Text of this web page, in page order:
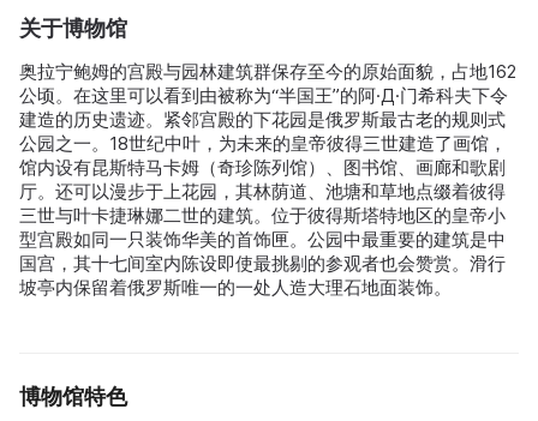
关于博物馆
奥拉宁鲍姆的宫殿与园林建筑群保存至今的原始面貌，占地162
公顷。在这里可以看到由被称为“半国王”的阿·Д·门希科夫下令
建造的历史遗迹。紧邻宫殿的下花园是俄罗斯最古老的规则式
公园之一。18世纪中叶，为未来的皇帝彼得三世建造了画馆，
馆内设有昆斯特马卡姆（奇珍陈列馆）、图书馆、画廊和歌剧
厅。还可以漫步于上花园，其林荫道、池塘和草地点缀着彼得
三世与叶卡捷琳娜二世的建筑。位于彼得斯塔特地区的皇帝小
型宫殿如同一只装饰华美的首饰匣。公园中最重要的建筑是中
国宫，其十七间室内陈设即使最挑剔的参观者也会赞赏。滑行
坡亭内保留着俄罗斯唯一的一处人造大理石地面装饰。
博物馆特色